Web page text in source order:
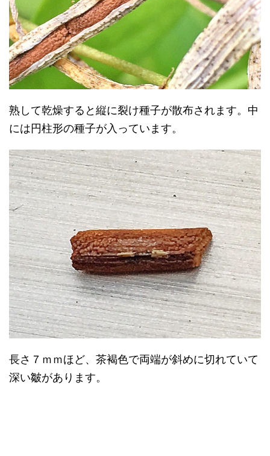
熟して乾燥すると縦に裂け種子が散布されます。中
には円柱形の種子が入っています。
長さ７ｍｍほど、茶褐色で両端が斜めに切れていて
深い皺があります。